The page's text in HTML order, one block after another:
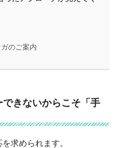
のご案内
きないからこそ「手
求められます。